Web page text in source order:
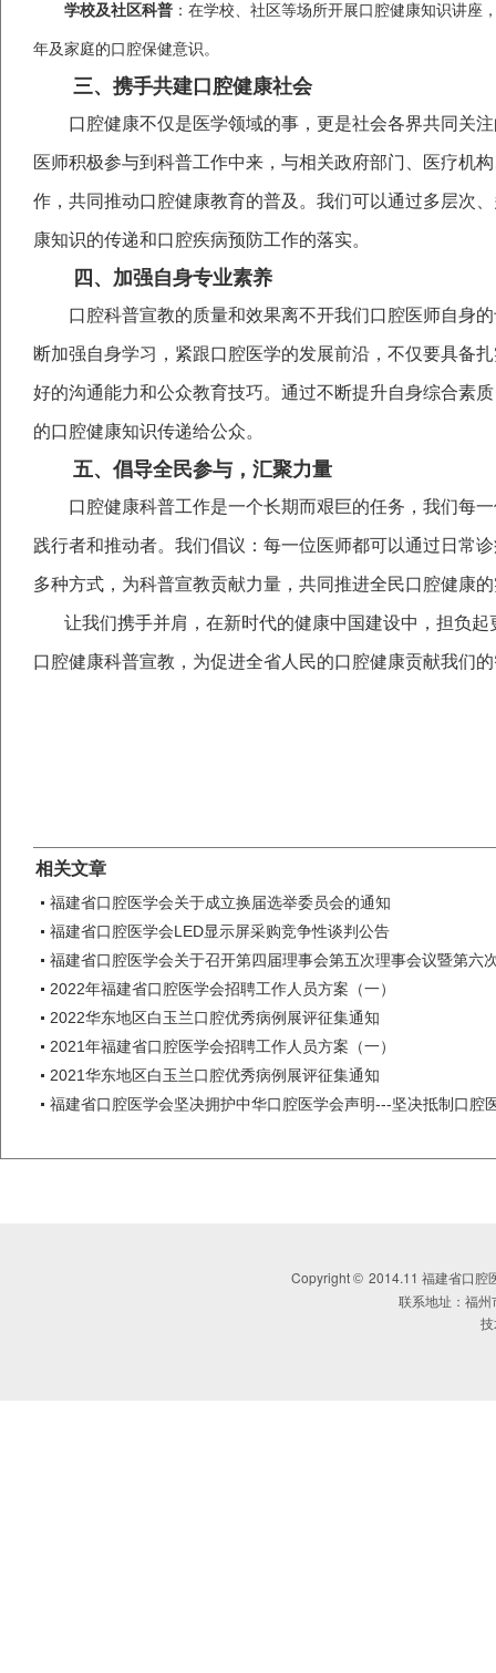
学校及社区科普 ：在学校、社区等场所开展口腔健康知识讲座
年及家庭的口腔保健意识。
三、携手共建口腔健康社会
口腔健康不仅是医学领域的事，更是社会各界共同关
医师积极参与到科普工作中来，与相关政府部门、医疗机
作，共同推动口腔健康教育的普及。我们可以通过多层次
康知识的传递和口腔疾病预防工作的落实。
四、加强自身专业素养
口腔科普宣教的质量和效果离不开我们口腔医师自身
断加强自身学习，紧跟口腔医学的发展前沿，不仅要具备
好的沟通能力和公众教育技巧。通过不断提升自身综合素
的口腔健康知识传递给公众。
五、倡导全民参与，汇聚力量
口腔健康科普工作是一个长期而艰巨的任务，我们每
践行者和推动者。我们倡议：每一位医师都可以通过日常
多种方式，为科普宣教贡献力量，共同推进全民口腔健康
让我们携手并肩，在新时代的健康中国建设中，担负
口腔健康科普宣教，为促进全省人民的口腔健康贡献我们
相关文章
福建省口腔医学会关于成立换届选举委员会的通知
福建省口腔医学会LED显示屏采购竞争性谈判公告
福建省口腔医学会关于召开第四届理事会第五次理事会议暨第六
2022年福建省口腔医学会招聘工作人员方案（一）
2022华东地区白玉兰口腔优秀病例展评征集通知
2021年福建省口腔医学会招聘工作人员方案（一）
2021华东地区白玉兰口腔优秀病例展评征集通知
福建省口腔医学会坚决拥护中华口腔医学会声明---坚决抵制口腔
Copyright © 2014.11 福建省口腔
联系地址：福